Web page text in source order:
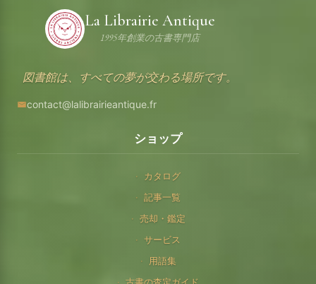
La Librairie Antique
1995年創業の古書専門店
図書館は、すべての夢が交わる場所です。
contact@lalibrairieantique.fr
ショップ
カタログ
記事一覧
売却・鑑定
サービス
用語集
古書の査定ガイド